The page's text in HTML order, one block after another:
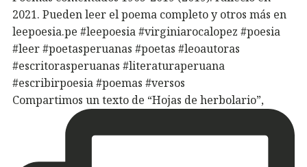
Compartimos un texto de “Hojas de herbolario”,